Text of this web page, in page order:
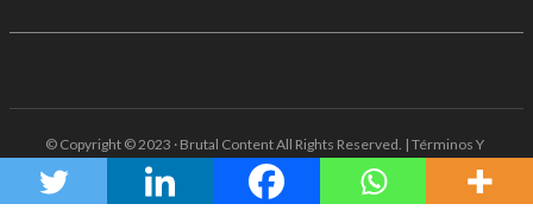
© Copyright © 2023 · Brutal Content All Rights Reserved. | Términos Y
Condiciones · Aviso De Privacidad